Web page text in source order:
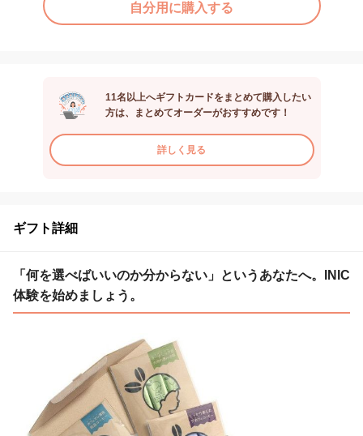
自分用に購入する
11名以上へギフトカードをまとめて購入したい
方は、まとめてオーダーがおすすめです！
詳しく見る
ギフト詳細
「何を選べばいいのか分からない」というあなたへ。INIC
体験を始めましょう。